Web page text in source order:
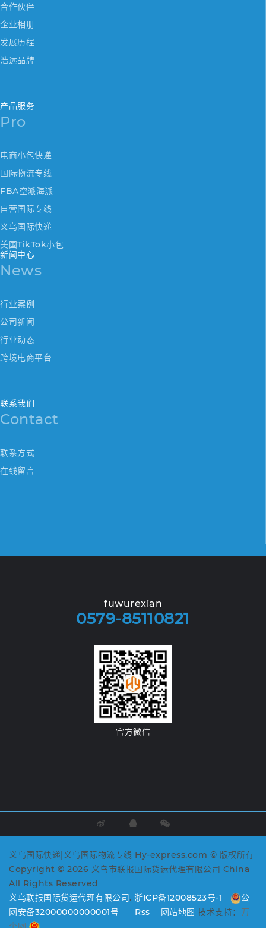
合作伙伴
企业相册
发展历程
浩远品牌
产品服务
Pro
电商小包快递
国际物流专线
FBA空派海派
自营国际专线
义乌国际快递
美国TikTok小包
新闻中心
News
行业案例
公司新闻
行业动态
跨境电商平台
联系我们
Contact
联系方式
在线留言
fuwurexian
0579-85110821
官方微信
义乌国际快递|义乌国际物流专线 Hy-express.com © 版权所有
Copyright © 2026 义乌市联报国际货运代理有限公司 China
All Rights Reserved
义乌联报国际货运代理有限公司. 浙ICP备12008523号-1
公
网安备32000000000001号
Rss 网站地图 技术支持： 万